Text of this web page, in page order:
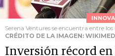
Serena Ventures se encuentra entre
CRÉDITO DE LA IMAGEN:
Inversión récord en